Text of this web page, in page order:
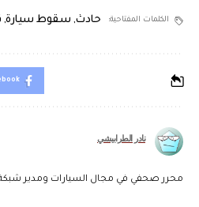
الكلمات المفتاحية: حادث, سقوط سيارة,
نادر الطرابيشي
محرر صحفي في مجال السيارات ومدير شبكة